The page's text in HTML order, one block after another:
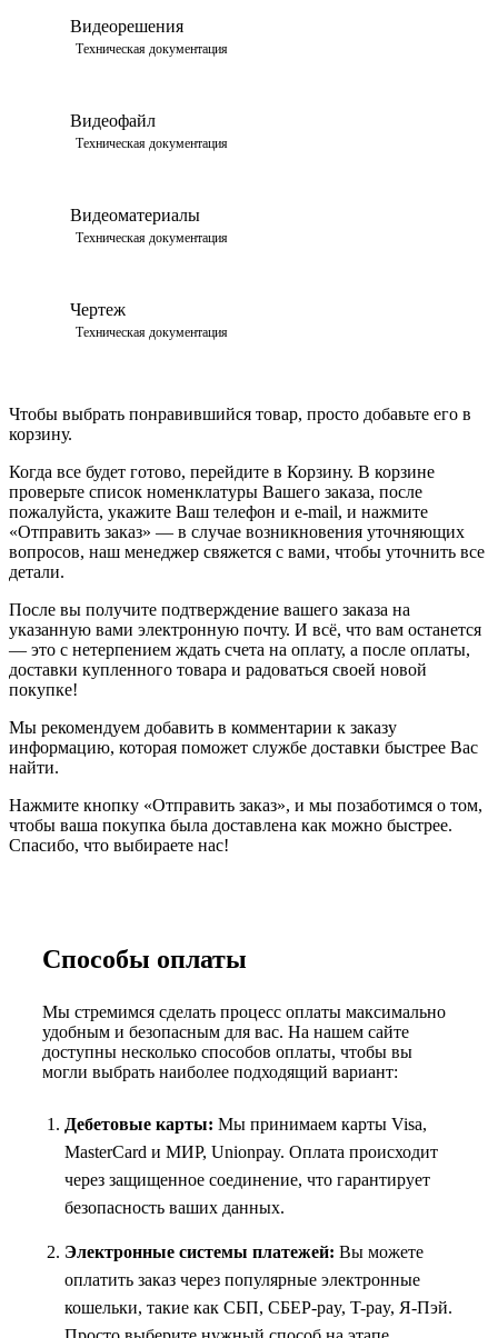
Видеорешения
Техническая документация
Видеофайл
Техническая документация
Видеоматериалы
Техническая документация
Чертеж
Техническая документация
Чтобы выбрать понравившийся товар, просто добавьте его в
корзину.
Когда все будет готово, перейдите в Корзину. В корзине
проверьте список номенклатуры Вашего заказа, после
пожалуйста, укажите Ваш телефон и e-mail, и нажмите
«Отправить заказ» — в случае возникновения уточняющих
вопросов, наш менеджер свяжется с вами, чтобы уточнить все
детали.
После вы получите подтверждение вашего заказа на
указанную вами электронную почту. И всё, что вам останется
— это с нетерпением ждать счета на оплату, а после оплаты,
доставки купленного товара и радоваться своей новой
покупке!
Мы рекомендуем добавить в комментарии к заказу
информацию, которая поможет службе доставки быстрее Вас
найти.
Нажмите кнопку «Отправить заказ», и мы позаботимся о том,
чтобы ваша покупка была доставлена как можно быстрее.
Спасибо, что выбираете нас!
Способы оплаты
Мы стремимся сделать процесс оплаты максимально
удобным и безопасным для вас. На нашем сайте
доступны несколько способов оплаты, чтобы вы
могли выбрать наиболее подходящий вариант:
Дебетовые карты: Мы принимаем карты Visa,
MasterCard и МИР, Unionpay. Оплата происходит
через защищенное соединение, что гарантирует
безопасность ваших данных.
Электронные системы платежей: Вы можете
оплатить заказ через популярные электронные
кошельки, такие как СБП, СБЕР-pay, T-pay, Я-Пэй.